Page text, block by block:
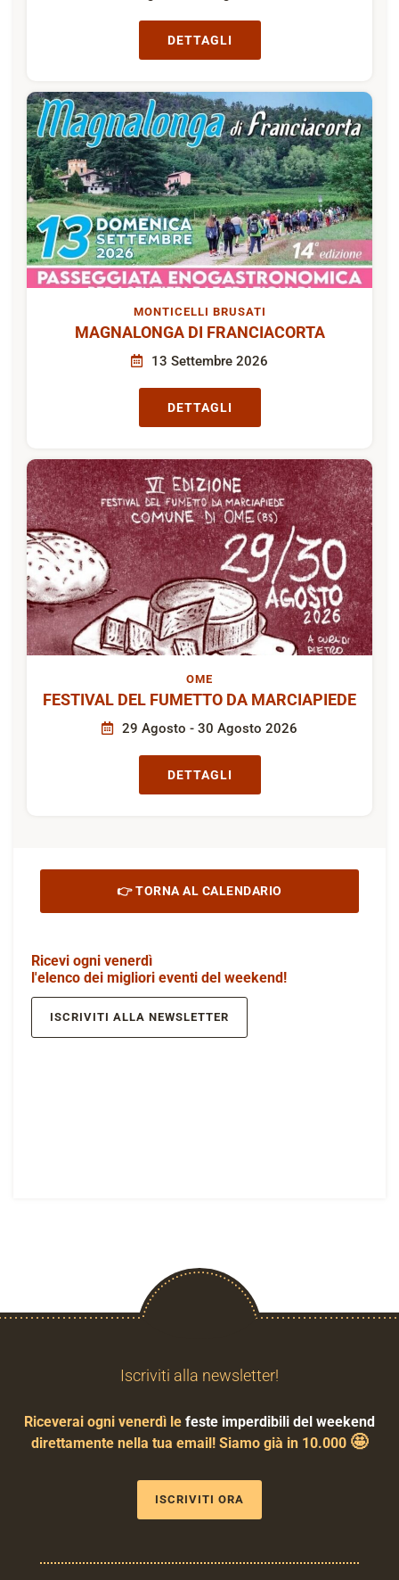
DETTAGLI
MONTICELLI BRUSATI
MAGNALONGA DI FRANCIACORTA
13 Settembre 2026
DETTAGLI
OME
FESTIVAL DEL FUMETTO DA MARCIAPIEDE
29 Agosto - 30 Agosto 2026
DETTAGLI
👉 TORNA AL CALENDARIO
Ricevi ogni venerdì
l'elenco dei migliori eventi del weekend!
ISCRIVITI ALLA NEWSLETTER
Iscriviti alla newsletter!
Riceverai ogni venerdì le feste imperdibili del weekend
direttamente nella tua email! Siamo già in 10.000 🤩
ISCRIVITI ORA